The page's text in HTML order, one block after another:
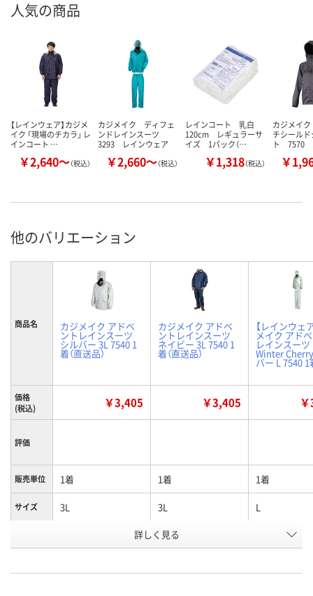
人気の商品
【レインウェア】カジメ
イク 「現場のチカラ」 レ
インコート …
￥2,640～（税込）
カジメイク ディフェ
ンドレインスーツ
3293 レインウェア
￥2,660～（税込）
レインコート 乳白
120cm レギュラーサ
イズ 1パック（…
￥1,318（税込）
カジメイ
チシール
ト 7570
￥
他のバリエーション
商品名 カジメイク アドベ
ントレインスーツ
シルバー 3L 7540 1
着（直送品）
カジメイク アドベ
ントレインスーツ
ネイビー 3L 7540 1
着（直送品）
【レインウェ
メイク アド
レインスーツ
Winter
バー L 7540 1
価格
(税込)
￥3,405 ￥3,405
評価
販売単位 1着 1着 1着
サイズ 3L 3L L
ネイビー シルバー
号
詳しく見る